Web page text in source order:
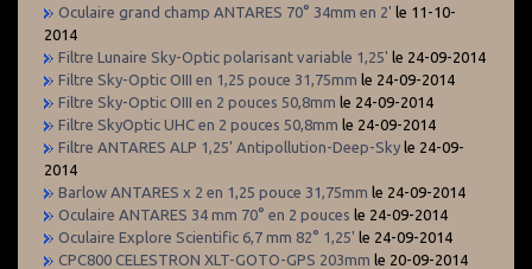
Oculaire grand champ ANTARES 70° 34mm en 2' le 11-10-
2014
Filtre Lunaire Sky-Optic polarisant variable 1,25' le 24-09-2014
Filtre Sky-Optic OIII en 1,25 pouce 31,75mm le 24-09-2014
Filtre Sky-Optic OIII en 2 pouces 50,8mm le 24-09-2014
Filtre SkyOptic UHC en 2 pouces 50,8mm le 24-09-2014
Filtre ANTARES ALP 1,25' Antipollution-Deep-Sky le 24-09-
2014
Barlow ANTARES x 2 en 1,25 pouce 31,75mm le 24-09-2014
Oculaire ANTARES 34 mm 70° en 2 pouces le 24-09-2014
Oculaire Explore Scientific 6,7 mm 82° 1,25' le 24-09-2014
CPC800 CELESTRON XLT-GOTO-GPS 203mm le 20-09-2014